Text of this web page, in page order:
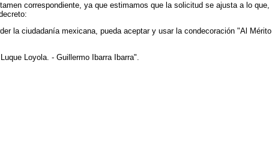
correspondiente, ya que estimamos que la solicitud se ajusta a lo que,
la ciudadanía mexicana, pueda aceptar y usar la condecoración "Al Mérito
Loyola. - Guillermo Ibarra Ibarra".